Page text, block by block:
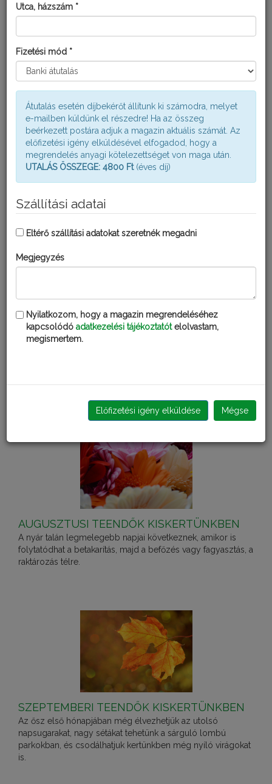
KISKERTÉSZ LUBOFOS 0-12-20
KERTI KALENDÁRIUM
AUGUSZTUSI TEENDŐK KISKERTÜNKBEN
A nyár talán legmelegebb napjai következnek, amikor is
folytatódhat a betakarítás, majd a befőzés vagy fagyasztás, a
raktározás télre.
SZEPTEMBERI TEENDŐK KISKERTÜNKBEN
Az ősz első hónapjában még élvezhetjük az utolsó
napsugarakat, nagy sétákat tehetünk a sárguló lombú
parkokban, és csodálhatjuk kertünkben még nyíló virágokat
is.
Utca, házszám *
Fizetési mód *
Átutalás esetén díjbekérőt állítunk ki számodra, melyet
e-mailben küldünk el részedre! Ha az összeg
beérkezett postára adjuk a magazin aktuális számát. Az
előfizetési igény elküldésével elfogadod, hogy a
megrendelés anyagi kötelezettséget von maga után.
UTALÁS ÖSSZEGE: 4800 Ft (éves díj)
Szállítási adatai
Eltérő szállítási adatokat szeretnék megadni
Megjegyzés
Nyilatkozom, hogy a magazin megrendeléséhez
kapcsolódó adatkezelési tájékoztatótelolvastam,
megismertem.
Előfizetési igény elküldése Mégse